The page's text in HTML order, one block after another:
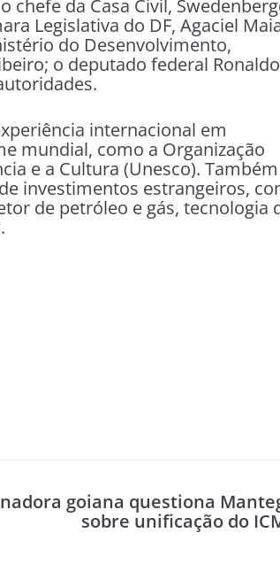
da Casa Civil,
Legislativa do DF, Agaciel
do Desenvolvimento,
o deputado federal Ronaldo
internacional em
mundial, como a Organização
e a Cultura (Unesco). Também
investimentos estrangeiros,
de petróleo e gás, tecnologia
goiana questiona
sobre unificação do